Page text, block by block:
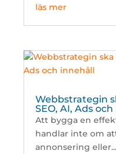
läs mer
Webbstrategin
SEO, AI, Ads
Att bygga en
handlar inte om
annonsering eller...